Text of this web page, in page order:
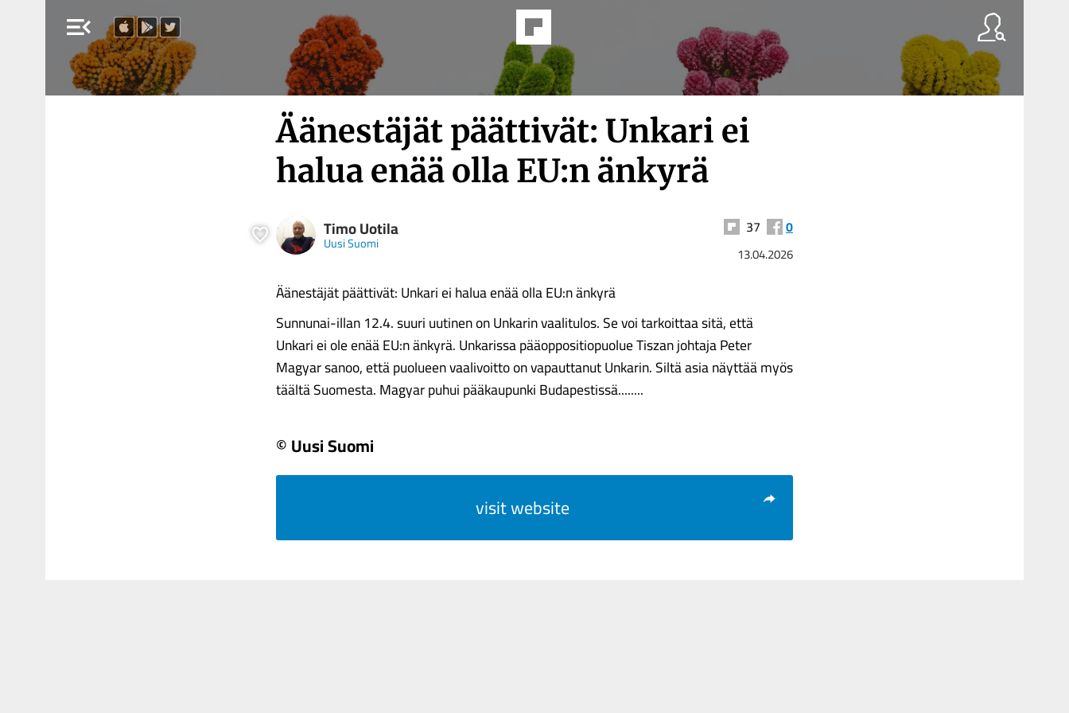
menu_open
Äänestäjät päättivät: Unkari ei
halua enää olla EU:n änkyrä
Timo Uotila
Uusi Suomi
37 0
13.04.2026
Äänestäjät päättivät: Unkari ei halua enää olla EU:n änkyrä
Sunnunai-illan 12.4. suuri uutinen on Unkarin vaalitulos. Se voi tarkoittaa sitä, että
Unkari ei ole enää EU:n änkyrä. Unkarissa pääoppositiopuolue Tiszan johtaja Peter
Magyar sanoo, että puolueen vaalivoitto on vapauttanut Unkarin. Siltä asia näyttää myös
täältä Suomesta. Magyar puhui pääkaupunki Budapestissä........
© Uusi Suomi
visit website